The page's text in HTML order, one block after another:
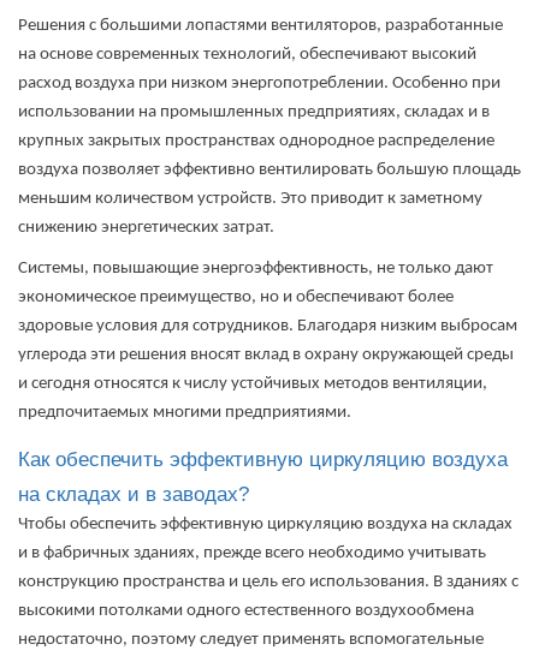
Решения с большими лопастями вентиляторов, разработанные
на основе современных технологий, обеспечивают высокий
расход воздуха при низком энергопотреблении. Особенно при
использовании на промышленных предприятиях, складах и в
крупных закрытых пространствах однородное распределение
воздуха позволяет эффективно вентилировать большую площадь
меньшим количеством устройств. Это приводит к заметному
снижению энергетических затрат.
Системы, повышающие энергоэффективность, не только дают
экономическое преимущество, но и обеспечивают более
здоровые условия для сотрудников. Благодаря низким выбросам
углерода эти решения вносят вклад в охрану окружающей среды
и сегодня относятся к числу устойчивых методов вентиляции,
предпочитаемых многими предприятиями.
Как обеспечить эффективную циркуляцию воздуха
на складах и в заводах?
Чтобы обеспечить эффективную циркуляцию воздуха на складах
и в фабричных зданиях, прежде всего необходимо учитывать
конструкцию пространства и цель его использования. В зданиях с
высокими потолками одного естественного воздухообмена
недостаточно, поэтому следует применять вспомогательные